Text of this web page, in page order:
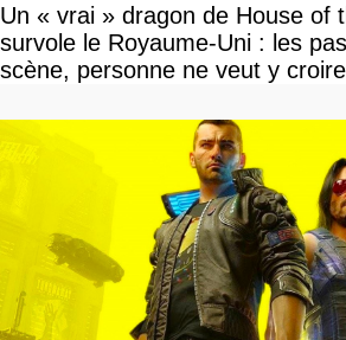
Un « vrai » dragon de House of
survole le Royaume-Uni : les
scène, personne ne veut y croire